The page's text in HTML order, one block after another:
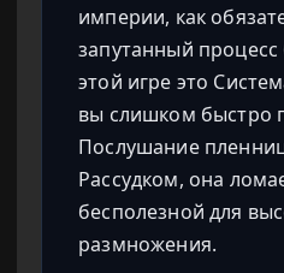
империи, как
запутанный
этой игре это
вы слишком быстро
Послушание
Рассудком, она
бесполезной для
размножения.